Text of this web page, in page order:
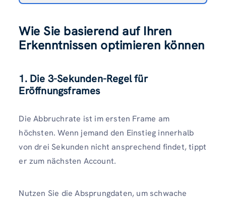
Wie Sie basierend auf Ihren
Erkenntnissen optimieren können
1. Die 3-Sekunden-Regel für
Eröffnungsframes
Die Abbruchrate ist im ersten Frame am
höchsten. Wenn jemand den Einstieg innerhalb
von drei Sekunden nicht ansprechend findet, tippt
er zum nächsten Account.
Nutzen Sie die Absprungdaten, um schwache